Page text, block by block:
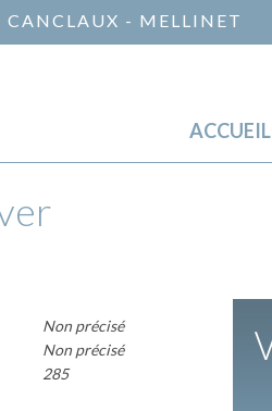
ACCUEIL
- MELLINET
Non précisé
Non précisé
285